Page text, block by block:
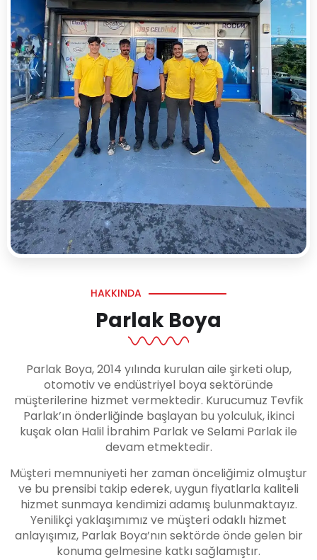
HAKKINDA
Parlak Boya
Parlak Boya, 2014 yılında kurulan aile şirketi olup,
otomotiv ve endüstriyel boya sektöründe
müşterilerine hizmet vermektedir. Kurucumuz Tevfik
Parlak’ın önderliğinde başlayan bu yolculuk, ikinci
kuşak olan Halil İbrahim Parlak ve Selami Parlak ile
devam etmektedir.
Müşteri memnuniyeti her zaman önceliğimiz olmuştur
ve bu prensibi takip ederek, uygun fiyatlarla kaliteli
hizmet sunmaya kendimizi adamış bulunmaktayız.
Yenilikçi yaklaşımımız ve müşteri odaklı hizmet
anlayışımız, Parlak Boya’nın sektörde önde gelen bir
konuma gelmesine katkı sağlamıştır.